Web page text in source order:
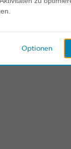
Optionen